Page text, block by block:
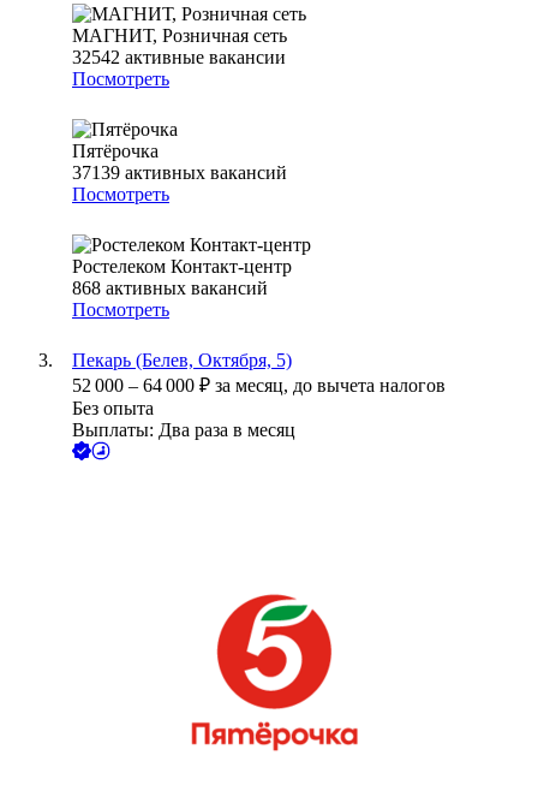
МАГНИТ, Розничная сеть
32542 активные вакансии
Посмотреть
Пятёрочка
37139 активных вакансий
Посмотреть
Ростелеком Контакт-центр
868 активных вакансий
Посмотреть
Пекарь (Белев, Октября, 5)
52 000 – 64 000 ₽ за месяц, до вычета налогов
Без опыта
Выплаты: Два раза в месяц